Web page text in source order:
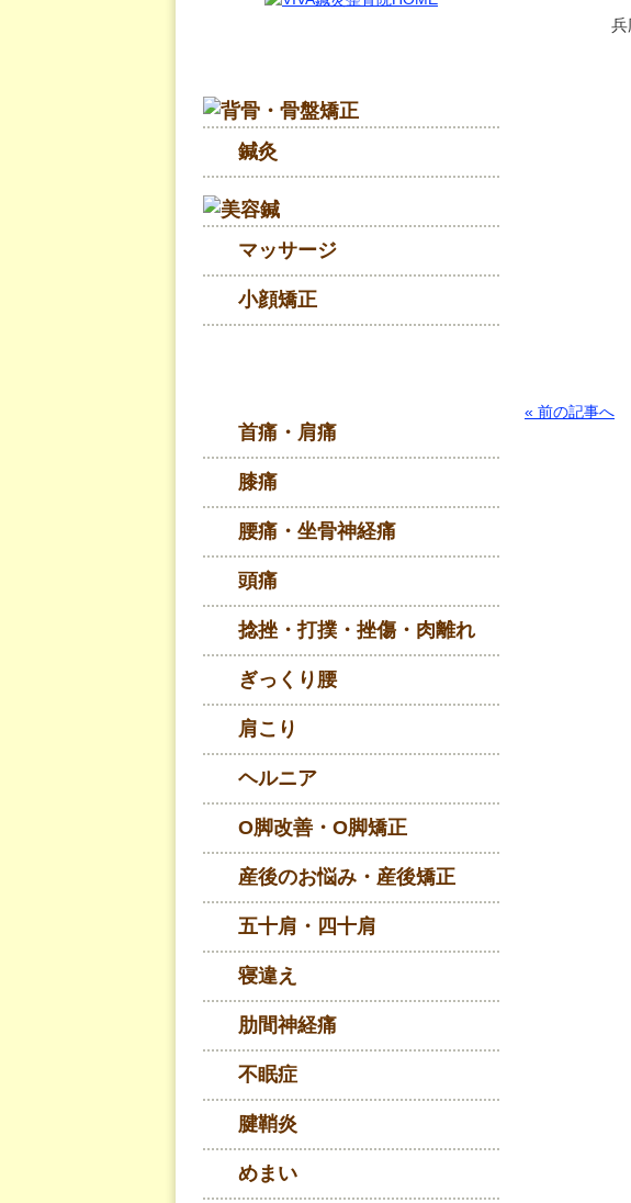
« 前の記事へ
鍼灸
マッサージ
小顔矯正
首痛・肩痛
膝痛
腰痛・坐骨神経痛
頭痛
捻挫・打撲・挫傷・肉離れ
ぎっくり腰
肩こり
ヘルニア
O脚改善・O脚矯正
産後のお悩み・産後矯正
五十肩・四十肩
寝違え
肋間神経痛
不眠症
腱鞘炎
めまい